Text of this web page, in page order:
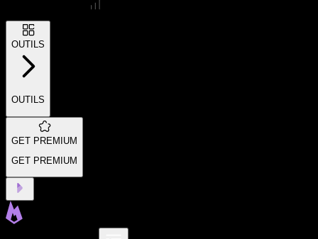
OUTILS
OUTILS
GET PREMIUM
GET PREMIUM